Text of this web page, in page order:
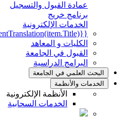
عمادة القبول والتسجيل
برنامج خريج
الخدمات الإلكترونية
{{mmc.getCurrentTranslation(item.Title)}}
الكليات و المعاهد
القبول في الجامعة
البرامج الدراسية
البحث العلمي في الجامعة
الخدمات والأنظمة
الأنظمة الإلكترونية
الخدمات السحابية